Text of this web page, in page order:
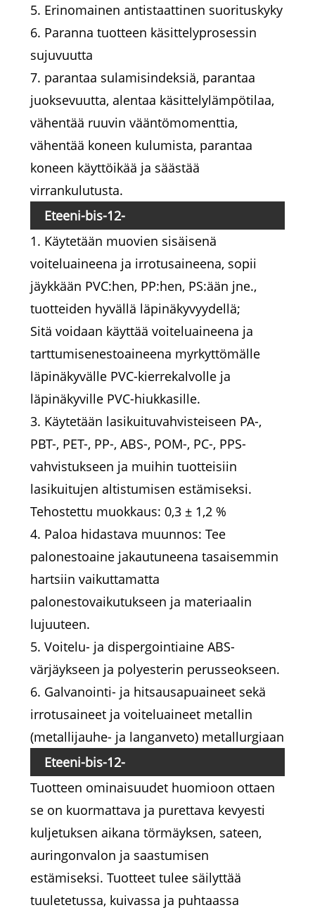
5. Erinomainen antistaattinen suorituskyky
6. Paranna tuotteen käsittelyprosessin
sujuvuutta
7. parantaa sulamisindeksiä, parantaa
juoksevuutta, alentaa käsittelylämpötilaa,
vähentää ruuvin vääntömomenttia,
vähentää koneen kulumista, parantaa
koneen käyttöikää ja säästää
virrankulutusta.
Eteeni-bis-12-
hydroksistearamidisovellus
1. Käytetään muovien sisäisenä
voiteluaineena ja irrotusaineena, sopii
jäykkään PVC:hen, PP:hen, PS:ään jne.,
tuotteiden hyvällä läpinäkyvyydellä;
Sitä voidaan käyttää voiteluaineena ja
tarttumisenestoaineena myrkyttömälle
läpinäkyvälle PVC-kierrekalvolle ja
läpinäkyville PVC-hiukkasille.
3. Käytetään lasikuituvahvisteiseen PA-,
PBT-, PET-, PP-, ABS-, POM-, PC-, PPS-
vahvistukseen ja muihin tuotteisiin
lasikuitujen altistumisen estämiseksi.
Tehostettu muokkaus: 0,3 ± 1,2 %
4. Paloa hidastava muunnos: Tee
palonestoaine jakautuneena tasaisemmin
hartsiin vaikuttamatta
palonestovaikutukseen ja materiaalin
lujuuteen.
5. Voitelu- ja dispergointiaine ABS-
värjäykseen ja polyesterin perusseokseen.
6. Galvanointi- ja hitsausapuaineet sekä
irrotusaineet ja voiteluaineet metallin
(metallijauhe- ja langanveto) metallurgiaan
Eteeni-bis-12-
hydroksistearamidi pakkaus ja kuljetus
Tuotteen ominaisuudet huomioon ottaen
se on kuormattava ja purettava kevyesti
kuljetuksen aikana törmäyksen, sateen,
auringonvalon ja saastumisen
estämiseksi. Tuotteet tulee säilyttää
tuuletetussa, kuivassa ja puhtaassa